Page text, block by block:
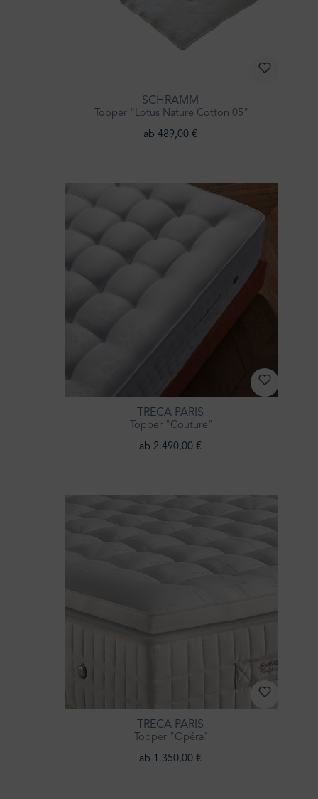
SCHRAMM
Topper "Lotus Nature Cotton 05"
ab 489,00 €
TRECA PARIS
Topper "Couture"
ab 2.490,00 €
TRECA PARIS
Topper "Opéra"
ab 1.350,00 €